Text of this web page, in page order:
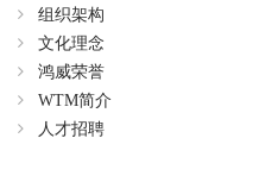
组织架构
文化理念
鸿威荣誉
WTM简介
人才招聘